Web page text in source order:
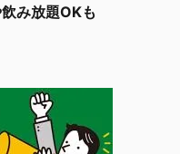
み放題OKも